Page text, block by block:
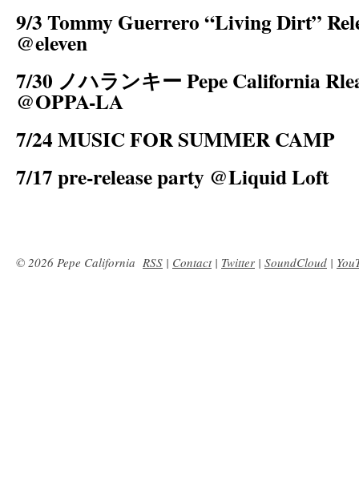
9/3 Tommy Guerrero “Living Dirt”
@eleven
7/30 ノハランキー Pepe California
@OPPA-LA
7/24 MUSIC FOR SUMMER CAMP
7/17 pre-release party @Liquid Loft
© 2026 Pepe California RSS | Contact| Twitter | SoundCloud |